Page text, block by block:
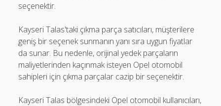
seçenektir.
Kayseri Talas'taki çıkma parça satıcıları, müşterilere
geniş bir seçenek sunmanın yanı sıra uygun fiyatlar
da sunar. Bu nedenle, orijinal yedek parçaların
maliyetlerinden kaçınmak isteyen Opel otomobil
sahipleri için çıkma parçalar cazip bir seçenektir.
Kayseri Talas bölgesindeki Opel otomobil kullanıcıları,